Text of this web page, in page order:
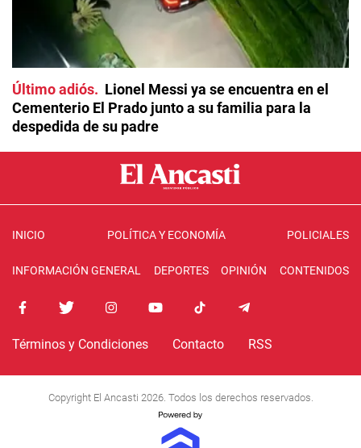
Último adiós
Lionel Messi ya se encuentra en el
Cementerio El Prado junto a su familia para la
despedida de su padre
INICIO POLÍTICA Y ECONOMÍA POLICIALES
INFORMACIÓN GENERAL DEPORTES OPINIÓN CONTENIDOS
Términos y Condiciones Contacto RSS
Copyright El Ancasti 2026. Todos los derechos reservados.